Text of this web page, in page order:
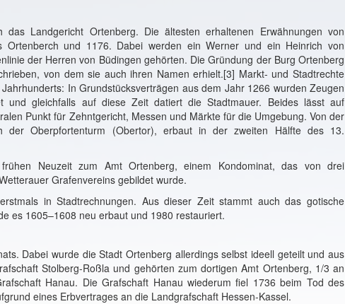
Landgericht Ortenberg. Die ältesten erhaltenen Erwähnungen von
und 1176. Dabei werden ein Werner und ein Heinrich von
der Herren von Büdingen gehörten. Die Gründung der Burg Ortenberg
von dem sie auch ihren Namen erhielt.[3] Markt- und Stadtrechte
In Grundstücksverträgen aus dem Jahr 1266 wurden Zeugen
und gleichfalls auf diese Zeit datiert die Stadtmauer. Beides lässt auf
Punkt für Zehntgericht, Messen und Märkte für die Umgebung. Von der
der Oberpfortenturm (Obertor), erbaut in der zweiten Hälfte des 13.
Neuzeit zum Amt Ortenberg, einem Kondominat, das von drei
Grafenvereins gebildet wurde.
in Stadtrechnungen. Aus dieser Zeit stammt auch das gotische
es 1605–1608 neu erbaut und 1980 restauriert.
Dabei wurde die Stadt Ortenberg allerdings selbst ideell geteilt und aus
Stolberg-Roßla und gehörten zum dortigen Amt Ortenberg, 1/3 an
Hanau. Die Grafschaft Hanau wiederum fiel 1736 beim Tod des
eines Erbvertrages an die Landgrafschaft Hessen-Kassel.